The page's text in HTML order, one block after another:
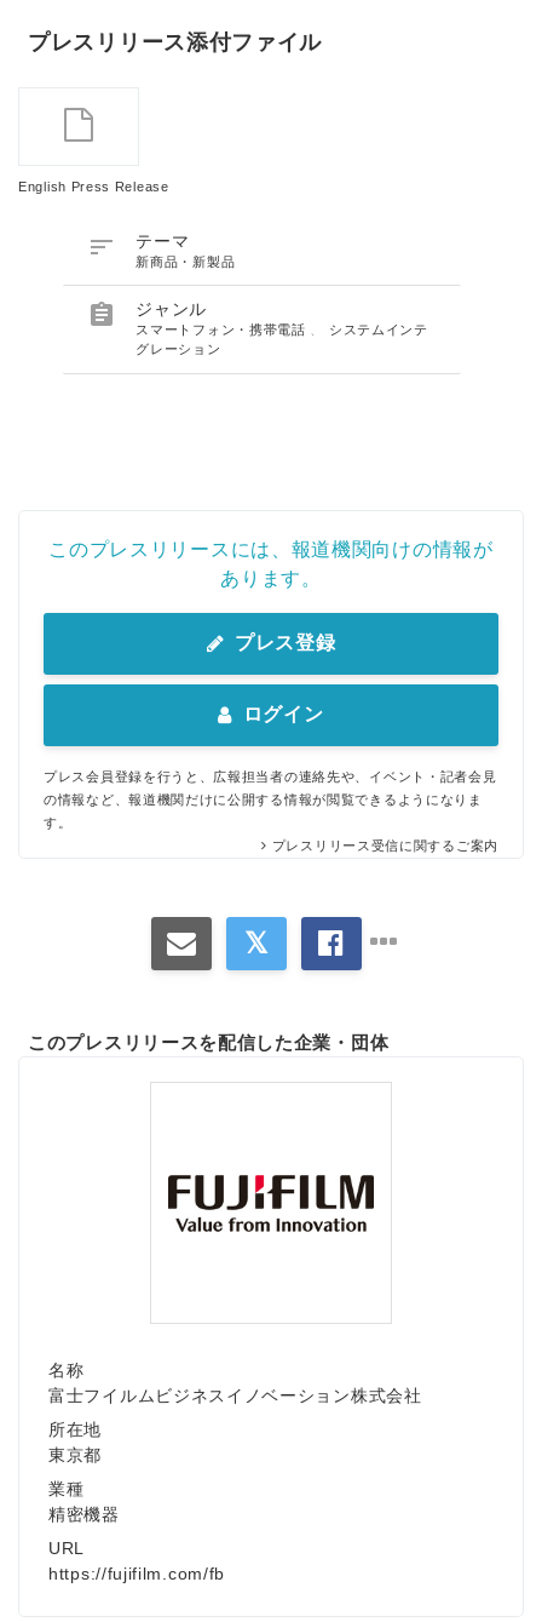
プレスリリース添付ファイル
English Press Release
 テーマ
新商品・新製品
 ジャンル
スマートフォン・携帯電話
システムインテ
グレーション
このプレスリリースには、報道機関向けの情報が
あります。
プレス登録
ログイン
プレス会員登録を行うと、広報担当者の連絡先や、イベント・記者会見
の情報など、報道機関だけに公開する情報が閲覧できるようになりま
す。
プレスリリース受信に関するご案内
このプレスリリースを配信した企業・団体
名称
富士フイルムビジネスイノベーション株式会社
所在地
東京都
業種
精密機器
URL
https://fujifilm.com/fb